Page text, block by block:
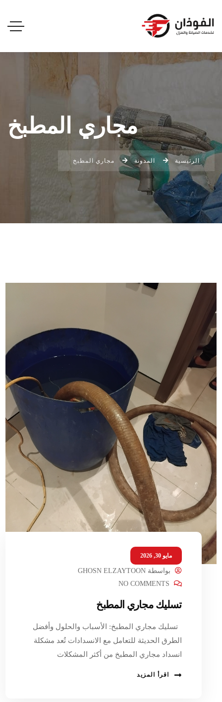
مجاري المطبخ
الرئيسية المدونة مجاري المطبخ
مايو 30, 2026
بواسطةGHOSN ELZAYTOON
NO COMMENTS
تسليك مجاري المطبخ
تسليك مجاري المطبخ: الأسباب والحلول وأفضل
الطرق الحديثة للتعامل مع الانسدادات تُعد مشكلة
انسداد مجاري المطبخ من أكثر المشكلات
اقرأ المزيد